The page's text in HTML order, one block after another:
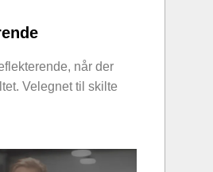
når der
Velegnet til skilte